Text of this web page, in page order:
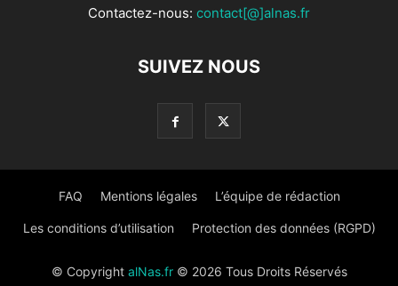
Contactez-nous: contact[@]alnas.fr
SUIVEZ NOUS
FAQ Mentions légales L’équipe de rédaction
Les conditions d’utilisation Protection des données (RGPD)
© Copyright alNas.fr© 2026 Tous Droits Réservés